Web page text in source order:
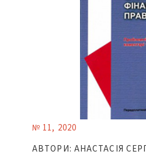
№ 11, 2020
АВТОРИ: АНАСТАСІЯ